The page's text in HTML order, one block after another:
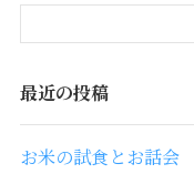
最近の投稿
お米の試食とお話会